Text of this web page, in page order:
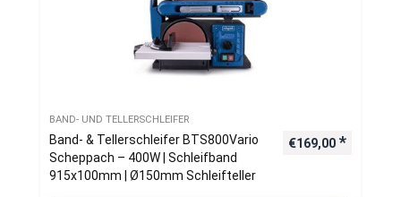
BAND- UND TELLERSCHLEIFER
Band- & Tellerschleifer BTS800Vario
Scheppach – 400W | Schleifband
915x100mm | Ø150mm Schleifteller
€169,00